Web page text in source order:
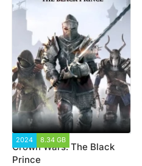
2024 8.34 GB
Crown Wars: The Black
Prince